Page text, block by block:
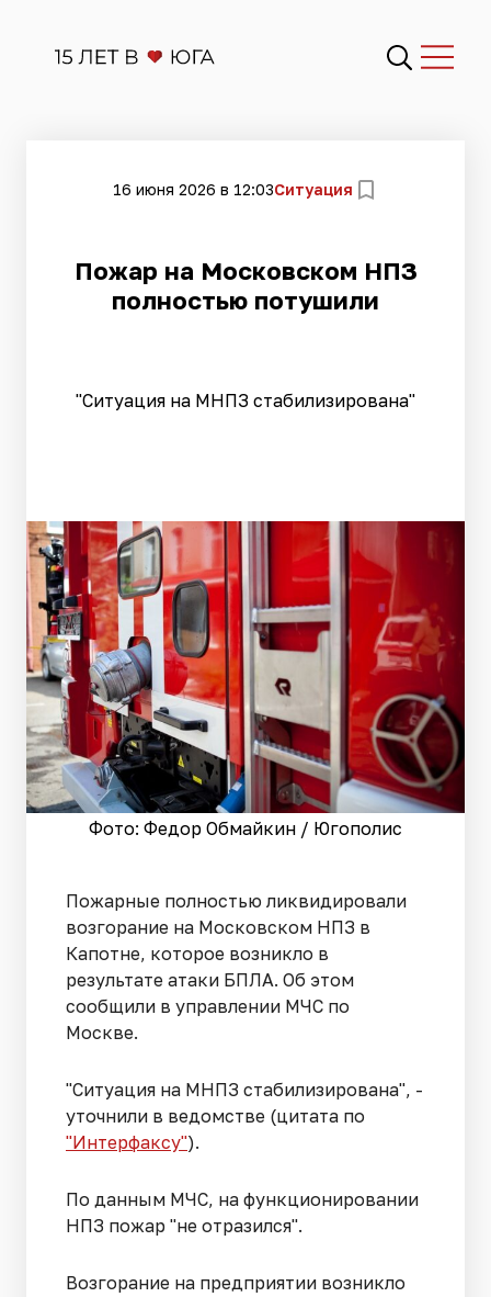
16 июня 2026 в 12:03Ситуация
Пожар на Московском НПЗ
полностью потушили
"Ситуация на МНПЗ стабилизирована"
Фото: Федор Обмайкин / Югополис
Пожарные полностью ликвидировали
возгорание на Московском НПЗ в
Капотне, которое возникло в
результате атаки БПЛА. Об этом
сообщили в управлении МЧС по
Москве.
"Ситуация на МНПЗ стабилизирована", -
уточнили в ведомстве (цитата по
"Интерфаксу").
По данным МЧС, на функционировании
НПЗ пожар "не отразился".
Возгорание на предприятии возникло